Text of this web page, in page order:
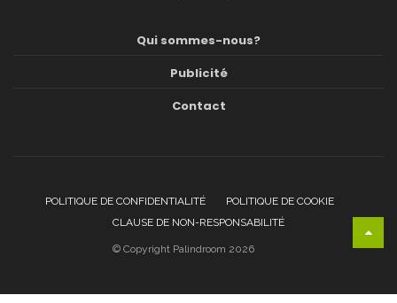
Qui sommes-nous?
Publicité
Contact
POLITIQUE DE CONFIDENTIALITÉ
POLITIQUE DE COOKIE
CLAUSE DE NON-RESPONSABILITÉ
© Copyright Palindroom 2026